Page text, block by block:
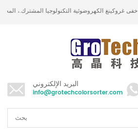
خفى غروكينغ الكهروضوئية التكنولوجيا المشترك.،
البريد الإلكتروني
info@grotechcolorsorter.com